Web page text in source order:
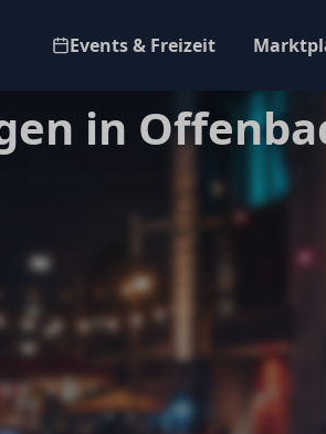
Events & Freizeit
in